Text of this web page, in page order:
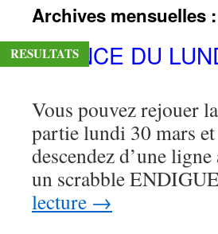
contenu
Archives mensuelles :
SÉANCE DU
Vous pouvez rejouer
partie lundi 30 mars
descendez d’une
un scrabble
lecture →
RESULTATS